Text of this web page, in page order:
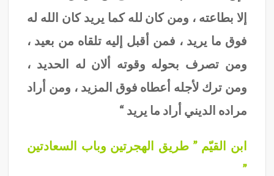
إلا بطاعته ، ومن كان لله كما يريد كان الله له
فوق ما يريد ، فمن أقبل إليه تلقاه من بعيد ،
ومن تصرف بحوله وقوته ألان له الحديد ،
ومن ترك لأجله أعطاه فوق المزيد ، ومن أراد
مراده الديني أراد ما يريد “
ابن القيّم ” طريق الهجرتين وباب السعادتين
”